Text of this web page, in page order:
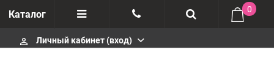
Каталог
Отзывы
0
perm_identity Личный кабинет (вход)